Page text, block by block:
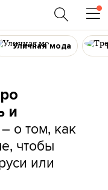
Уличная мода
и
о том, как
чтобы
или